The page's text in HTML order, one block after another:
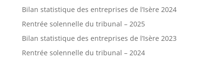
Bilan statistique des entreprises de l’Isère 2024
Rentrée solennelle du tribunal – 2025
Bilan statistique des entreprises de l’Isère 2023
Rentrée solennelle du tribunal – 2024